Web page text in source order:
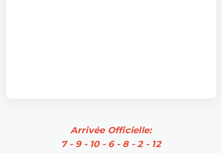
Arrivée Officielle:
7 - 9 - 10 - 6 - 8 - 2 - 12